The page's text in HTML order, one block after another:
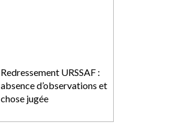
Redressement URSSAF :
absence d’observations et
chose jugée